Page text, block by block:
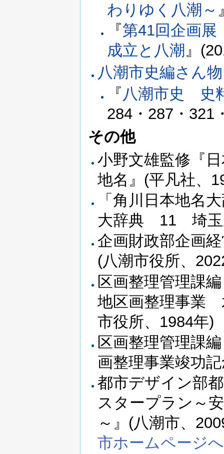
わりゆく八潮～
『第41回企画
成立と八潮 』
八潮市史編さん物
『 八潮市史 史
284・287・321
その他
小野文雄監修『
地名』(平凡社、
「角川日本地名
大辞典 11 埼玉
企画財政部企画
(八潮市役所、
区画整理管理課
地区画整理事業
市役所、1984年)
区画整理管理課
画整理事業竣功
都市デザイン部
スタープラン～
～』(八潮市、
市ホームページ